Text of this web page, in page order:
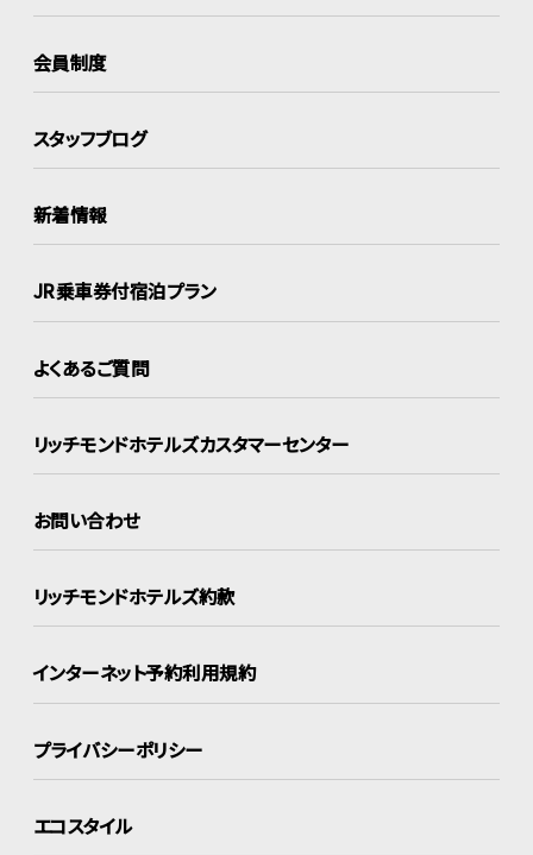
会員制度
スタッフブログ
新着情報
JR乗車券付宿泊プラン
よくあるご質問
リッチモンドホテルズカスタマーセンター
お問い合わせ
リッチモンドホテルズ約款
インターネット予約利用規約
プライバシーポリシー
エコスタイル